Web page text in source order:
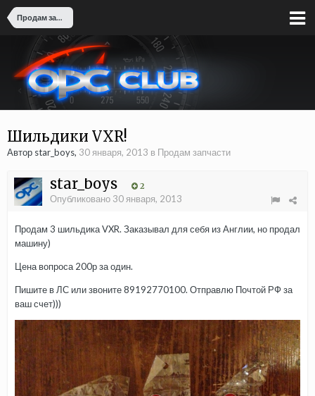
Продам запчасти
Шильдики VXR!
Автор star_boys, 30 января, 2013 в Продам запчасти
star_boys 2
Опубликовано 30 января, 2013
Продам 3 шильдика VXR. Заказывал для себя из Англии, но продал
машину)
Цена вопроса 200р за один.
Пишите в ЛС или звоните 89192770100. Отправлю Почтой РФ за
ваш счет)))